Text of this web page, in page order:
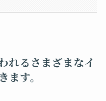
れるさまざまなイ
す。